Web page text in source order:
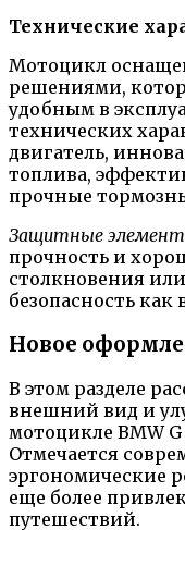
Технические
Мотоцикл
решениями,
удобным в
технических
двигатель,
топлива,
прочные
Защитные
прочность и
столкновения
безопасность как
Новое
В этом разделе
внешний вид и
мотоцикле BMW G
Отмечается
эргономические
еще более
путешествий.